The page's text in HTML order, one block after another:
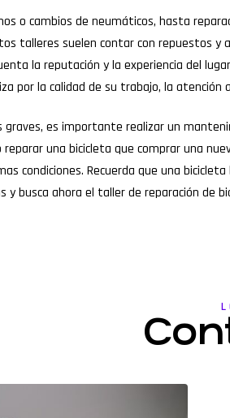
o cambios de neumáticos, hasta
talleres suelen contar con repuestos y
la reputación y la experiencia del
por la calidad de su trabajo, la atención
es importante realizar un
una bicicleta que comprar una
condiciones. Recuerda que una
y busca ahora el taller de reparación